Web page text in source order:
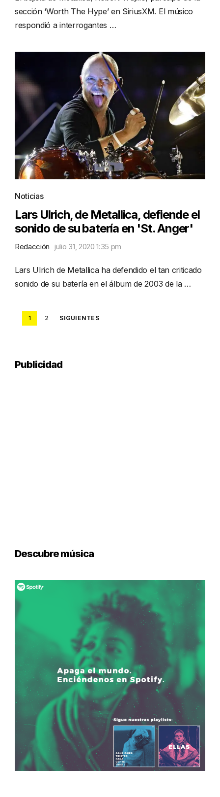
sección ‘Worth The Hype’ en SiriusXM. El músico
respondió a interrogantes …
Noticias
Lars Ulrich, de Metallica, defiende el
sonido de su batería en 'St. Anger'
Redacción julio 31, 2020 1:35 pm
Lars Ulrich de Metallica ha defendido el tan criticado
sonido de su batería en el álbum de 2003 de la …
Posts
1 2 SIGUIENTES
Publicidad
Descubre música